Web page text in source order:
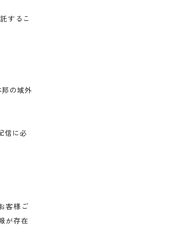
するこ
の域外
信に必
客様ご
が存在